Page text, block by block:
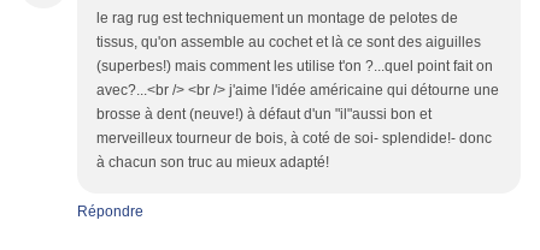
le rag rug est techniquement un montage de pelotes de
tissus, qu'on assemble au cochet et là ce sont des aiguilles
(superbes!) mais comment les utilise t'on ?...quel point fait on
avec?...<br /> <br /> j'aime l'idée américaine qui détourne une
brosse à dent (neuve!) à défaut d'un "il"aussi bon et
merveilleux tourneur de bois, à coté de soi- splendide!- donc
à chacun son truc au mieux adapté!
Répondre